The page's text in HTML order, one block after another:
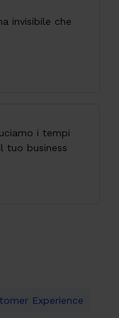
invisibile che
i tempi
tuo business
Experience